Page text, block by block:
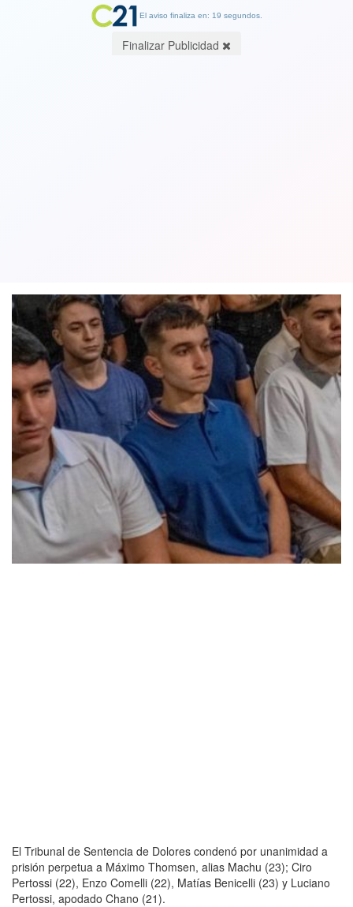
El Tribunal de Sentencia de Dolores condenó por unanimidad a
prisión perpetua a Máximo Thomsen, alias Machu (23); Ciro
Pertossi (22), Enzo Comelli (22), Matías Benicelli (23) y Luciano
Pertossi, apodado Chano (21).
El aviso finaliza en: 19 segundos.
Finalizar Publicidad